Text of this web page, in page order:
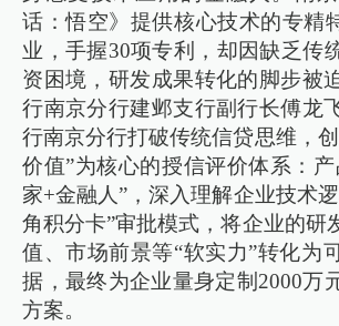
话：悟空》提供核心技术的专精
业，手握30项专利，却因缺乏传
资困境，研发成果转化的脚步被
行南京分行建邺支行副行长傅龙
行南京分行打破传统信贷思维，
价值”为核心的授信评价体系：
家+金融人”，深入理解企业技术
角积分卡”审批模式，将企业的研
值、市场前景等“软实力”转化为
据，最终为企业量身定制2000万
方案。